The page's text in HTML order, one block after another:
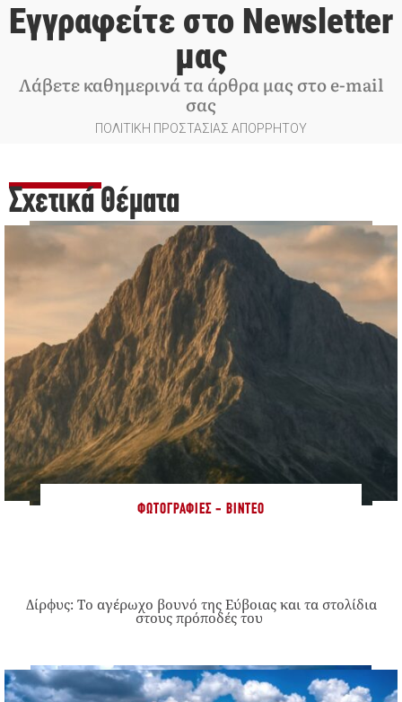
Εγγραφείτε στο Newsletter
μας
Λάβετε καθημερινά τα άρθρα μας στο e-mail
σας
ΠΟΛΙΤΙΚΗ ΠΡΟΣΤΑΣΙΑΣ ΑΠΟΡΡΗΤΟΥ
Σχετικά Θέματα
ΦΩΤΟΓΡΑΦΊΕΣ - ΒΊΝΤΕΟ
Δίρφυς: Το αγέρωχο βουνό της Εύβοιας και τα στολίδια
στους πρόποδές του